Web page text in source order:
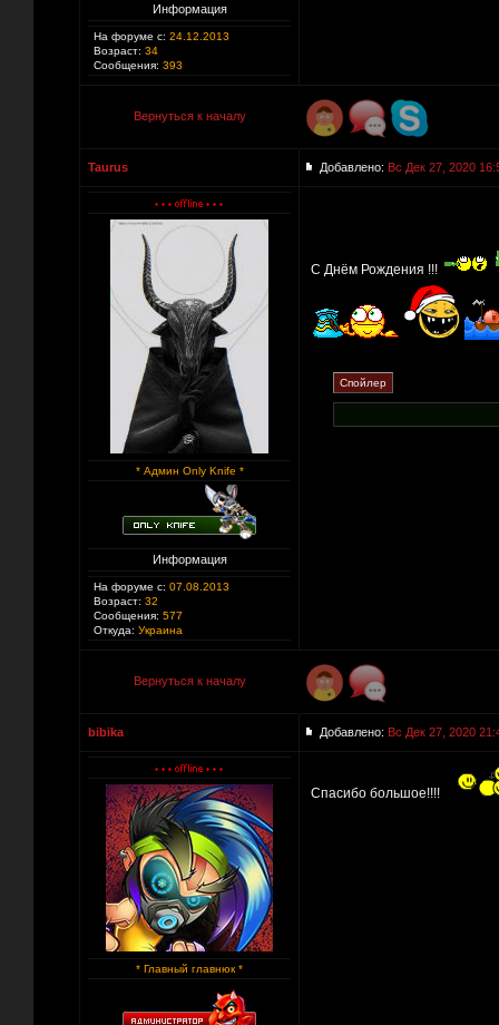
Информация
На форуме с: 24.12.2013
Возраст: 34
Сообщения: 393
Вернуться к началу
Taurus Добавлено: Вс Дек 27, 2020
* Админ Only Knife *
Информация
На форуме с: 07.08.2013
Возраст: 32
Сообщения: 577
Откуда: Украина
С Днём Рождения !!!
Вернуться к началу
bibika Добавлено: Вс Дек 27, 2020
* Главный главнюк *
Спасибо большое!!!!